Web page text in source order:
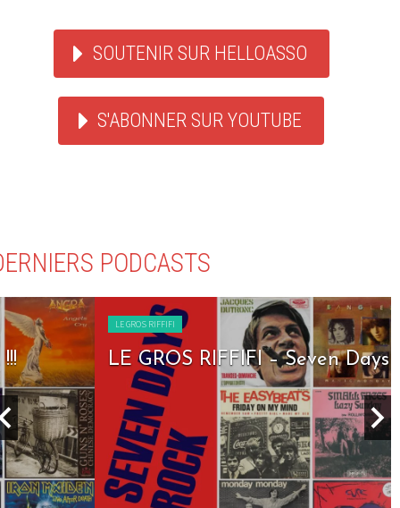
SOUTENIR SUR HELLOASSO
S'ABONNER SUR YOUTUBE
PODCASTS
LE GROS RIFFIFI
LE GROS RIFFIFI – Seven Days To Rock !!!